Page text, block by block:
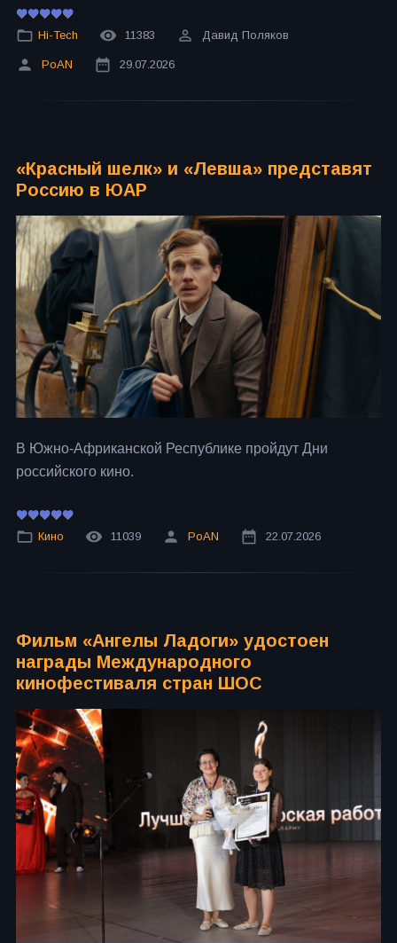
Hi-Tech 11383 Давид Поляков
PoAN 29.07.2026
«Красный шелк» и «Левша» представят
Россию в ЮАР
В Южно-Африканской Республике пройдут Дни
российского кино.
Кино 11039 PoAN 22.07.2026
Фильм «Ангелы Ладоги» удостоен
награды Международного
кинофестиваля стран ШОС